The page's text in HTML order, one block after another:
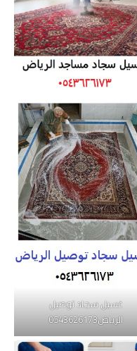
غسيل سجاد توصيل
الرياض0543626173